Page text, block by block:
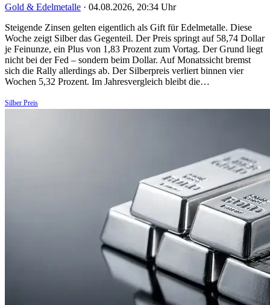
Gold & Edelmetalle · 04.08.2026, 20:34 Uhr
Steigende Zinsen gelten eigentlich als Gift für Edelmetalle. Diese
Woche zeigt Silber das Gegenteil. Der Preis springt auf 58,74 Dollar
je Feinunze, ein Plus von 1,83 Prozent zum Vortag. Der Grund liegt
nicht bei der Fed – sondern beim Dollar. Auf Monatssicht bremst
sich die Rally allerdings ab. Der Silberpreis verliert binnen vier
Wochen 5,32 Prozent. Im Jahresvergleich bleibt die…
Silber Preis